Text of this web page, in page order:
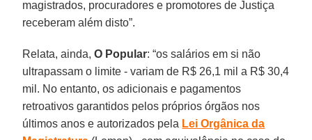
magistrados, procuradores e promotores de Justiça
receberam além disto”.
Relata, ainda,O Popular: “os salários em si não
ultrapassam o limite - variam de R$ 26,1 mil a R$ 30,4
mil. No entanto, os adicionais e pagamentos
retroativos garantidos pelos próprios órgãos nos
últimos anos e autorizados pela Lei Orgânica da